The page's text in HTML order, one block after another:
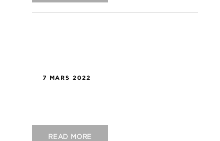
7 MARS 2022
READ MORE